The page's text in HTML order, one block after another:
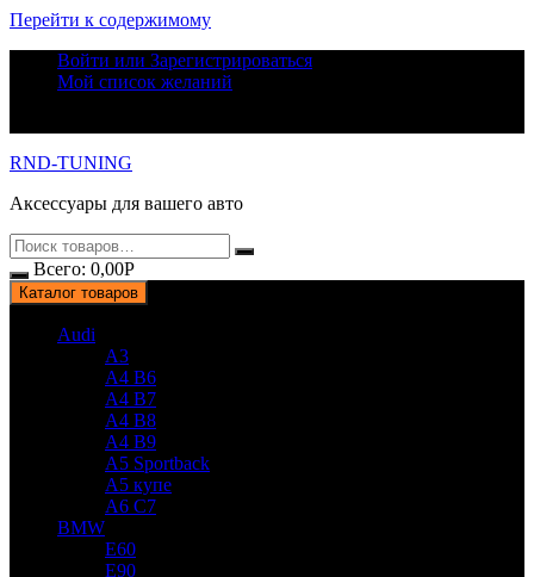
Перейти к содержимому
Войти или Зарегистрироваться
Мой список желаний
RND-TUNING
Аксессуары для вашего авто
Всего: 0,00Р
Каталог товаров
Audi
A3
A4 B6
A4 B7
A4 B8
A4 B9
A5 Sportback
A5 купе
A6 C7
BMW
E60
E90